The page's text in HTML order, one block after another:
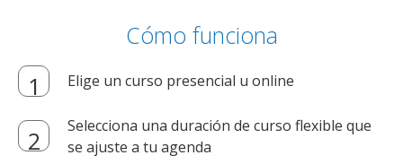
Cómo funciona
Elige un curso presencial u online
Selecciona una duración de curso flexible que
se ajuste a tu agenda